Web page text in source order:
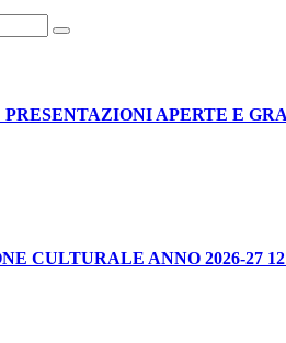
APERTE E
CULTURALE ANNO 2026-27